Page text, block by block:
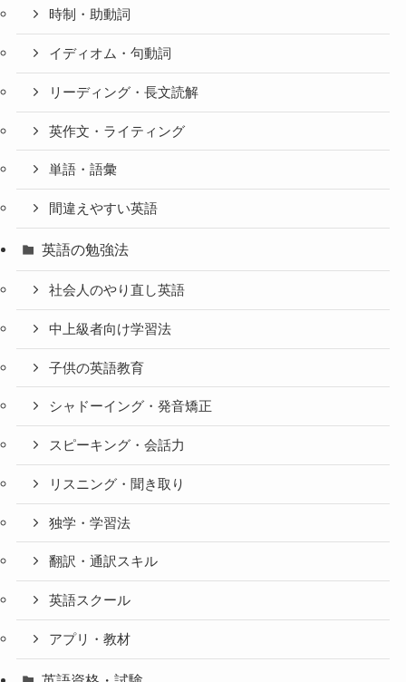
時制・助動詞
イディオム・句動詞
リーディング・長文読解
英作文・ライティング
単語・語彙
間違えやすい英語
英語の勉強法
社会人のやり直し英語
中上級者向け学習法
子供の英語教育
シャドーイング・発音矯正
スピーキング・会話力
リスニング・聞き取り
独学・学習法
翻訳・通訳スキル
英語スクール
アプリ・教材